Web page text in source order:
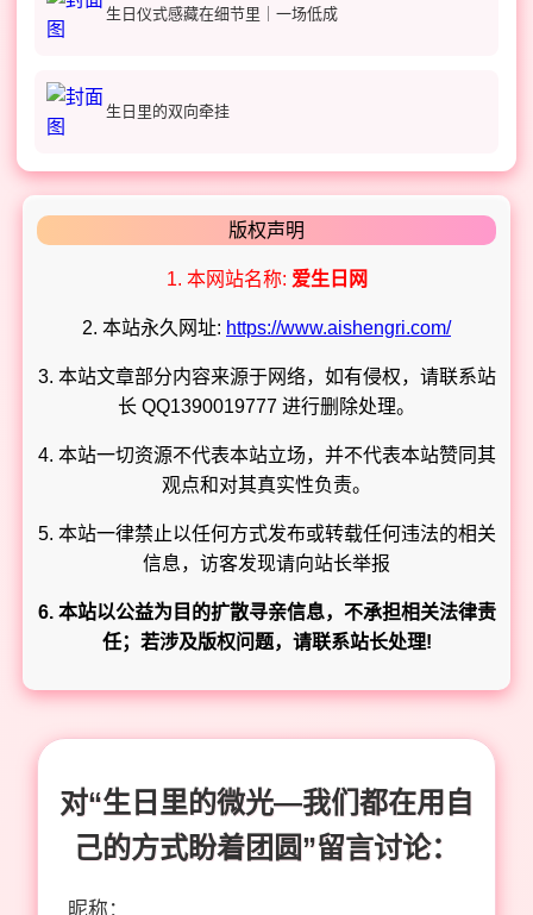
生日仪式感藏在细节里｜一场低成
生日里的双向牵挂
版权声明
1. 本网站名称: 爱生日网
2. 本站永久网址: https://www.aishengri.com/
3. 本站文章部分内容来源于网络，如有侵权，请联系站
长 QQ1390019777 进行删除处理。
4. 本站一切资源不代表本站立场，并不代表本站赞同其
观点和对其真实性负责。
5. 本站一律禁止以任何方式发布或转载任何违法的相关
信息，访客发现请向站长举报
6. 本站以公益为目的扩散寻亲信息，不承担相关法律责
任；若涉及版权问题，请联系站长处理!
对“生日里的微光—我们都在用自
己的方式盼着团圆”留言讨论：
昵称：